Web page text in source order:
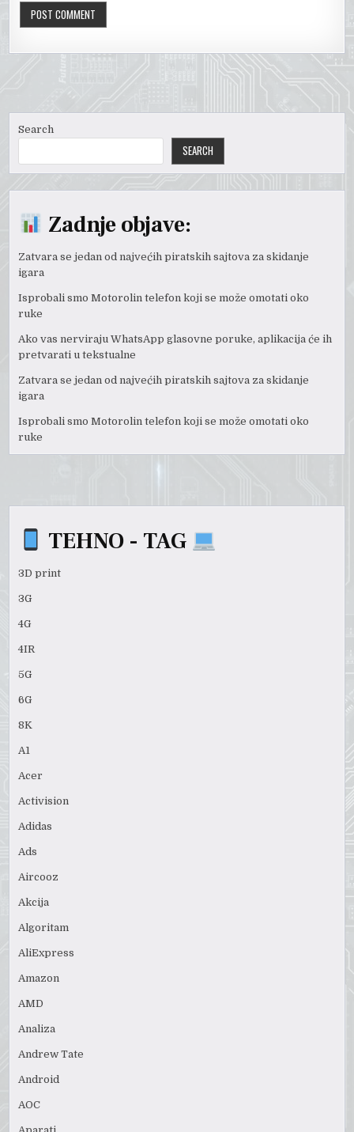
Search
SEARCH
Zadnje objave:
Zatvara se jedan od najvećih piratskih sajtova za skidanje
igara
Isprobali smo Motorolin telefon koji se može omotati oko
ruke
Ako vas nerviraju WhatsApp glasovne poruke, aplikacija će ih
pretvarati u tekstualne
Zatvara se jedan od najvećih piratskih sajtova za skidanje
igara
Isprobali smo Motorolin telefon koji se može omotati oko
ruke
TEHNO - TAG
3D print
3G
4G
4IR
5G
6G
8K
A1
Acer
Activision
Adidas
Ads
Aircooz
Akcija
Algoritam
AliExpress
Amazon
AMD
Analiza
Andrew Tate
Android
AOC